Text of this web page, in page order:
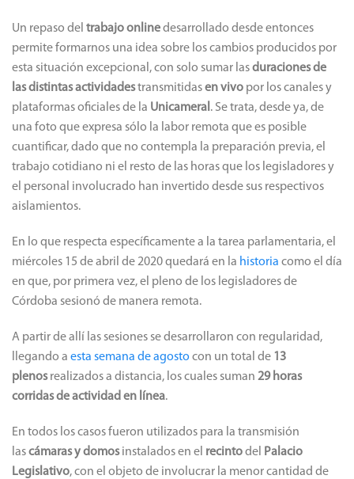
Un repaso del trabajo onlinedesarrollado desde entonces
permite formarnos una idea sobre los cambios producidos por
esta situación excepcional, con solo sumar lasduracionesde
las distintas actividadestransmitidasen vivo por los canales y
plataformas oficiales de la Unicameral . Se trata, desde ya, de
una foto que expresa sólo la labor remota que es posible
cuantificar, dado que no contempla la preparación previa, el
trabajo cotidiano ni el resto de las horas que los legisladores y
el personal involucrado han invertido desde sus respectivos
aislamientos.
En lo que respecta específicamente a la tarea parlamentaria, el
miércoles 15 de abril de 2020 quedará en la historia como el día
en que, por primera vez, el pleno de los legisladores de
Córdoba sesionó de manera remota.
A partir de allí las sesiones se desarrollaron con regularidad,
llegando a esta semana de agosto con un total de 13
plenosrealizados a distancia, los cuales suman 29 horas
corridas de actividad en línea.
En todos los casos fueron utilizados para la transmisión
lascámaras ydomosinstalados en el recintodel
Palacio
Legislativo, con el objeto de involucrar la menor cantidad de